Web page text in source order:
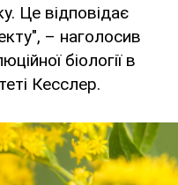
Це відповідає
– наголосив
біології в
Кесслер.